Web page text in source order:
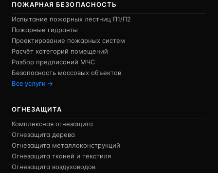
ПОЖАРНАЯ БЕЗОПАСНОСТЬ
Испытание пожарных лестниц П1/П2
Пожарные гидранты
Проектирование пожарных систем
Расчёт категорий помещений
Разбор предписаний МЧС
Безопасность массовых объектов
Все услуги →
ОГНЕЗАЩИТА
Комплексная огнезащита
Огнезащита дерева
Огнезащита металлоконструкций
Огнезащита тканей и текстиля
Огнезащита воздуховодов